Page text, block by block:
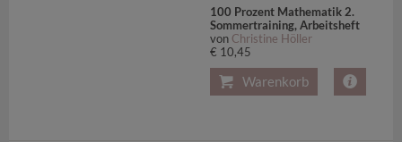
100 Prozent Mathematik 2.
Sommertraining, Arbeitsheft
von Christine Höller
€ 10,45
Warenkorb